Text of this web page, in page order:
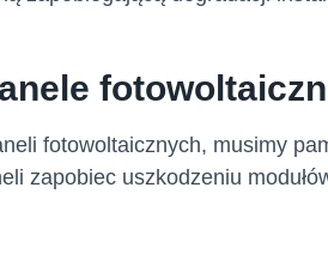
fotowoltaicznych, musimy
zapobiec uszkodzeniu